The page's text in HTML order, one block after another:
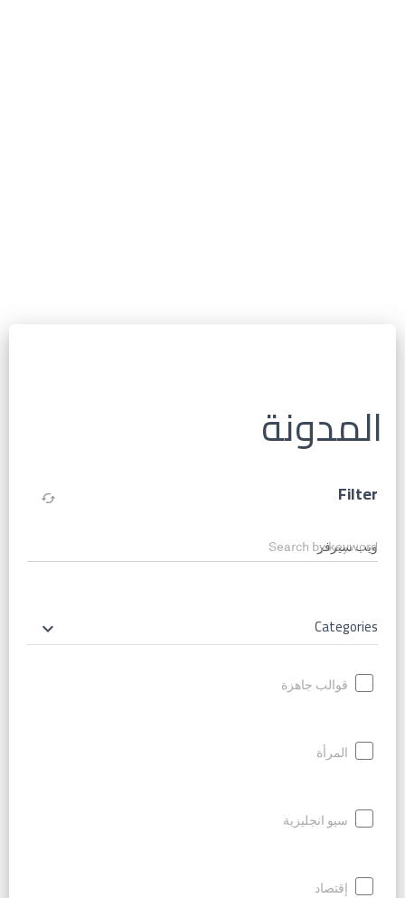
المدونة
Filter
cached
Search by keyword
Categories
keyboard_arrow_down
قوالب جاهزة
المرأة
سيو انجليزية
إقتصاد